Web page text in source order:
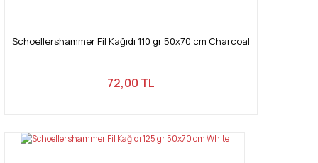
Schoellershammer Fil Kağıdı 110 gr 50x70 cm Charcoal
72,00 TL